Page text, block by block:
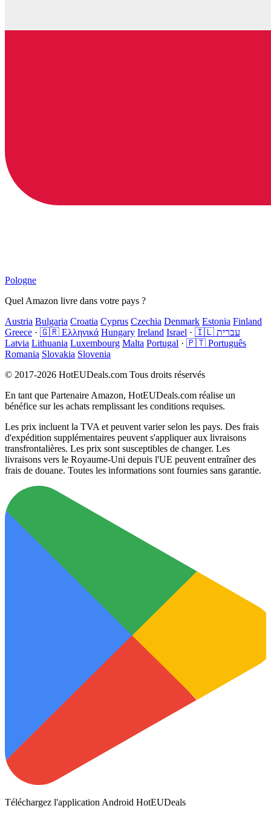
Pologne
Quel Amazon livre dans votre pays ?
Austria Bulgaria Croatia Cyprus Czechia Denmark Estonia Finland
Greece · 🇬🇷 Ελληνικά Hungary Ireland Israel ·
🇮🇱 עברית
Latvia Lithuania Luxembourg Malta Portugal · 🇵🇹 Português
Romania Slovakia Slovenia
© 2017-2026 HotEUDeals.com Tous droits réservés
En tant que Partenaire Amazon, HotEUDeals.com réalise un
bénéfice sur les achats remplissant les conditions requises.
Les prix incluent la TVA et peuvent varier selon les pays. Des frais
d'expédition supplémentaires peuvent s'appliquer aux livraisons
transfrontalières. Les prix sont susceptibles de changer. Les
livraisons vers le Royaume-Uni depuis l'UE peuvent entraîner des
frais de douane. Toutes les informations sont fournies sans garantie.
Téléchargez l'application Android HotEUDeals